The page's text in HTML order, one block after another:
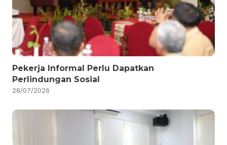
Pekerja Informal Perlu Dapatkan
Perlindungan Sosial
28/07/2026